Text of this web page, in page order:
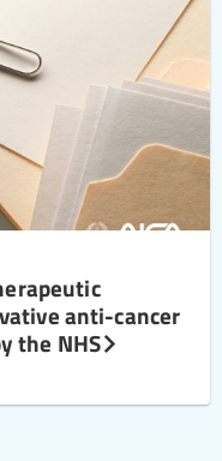
anti-cancer
the NHS